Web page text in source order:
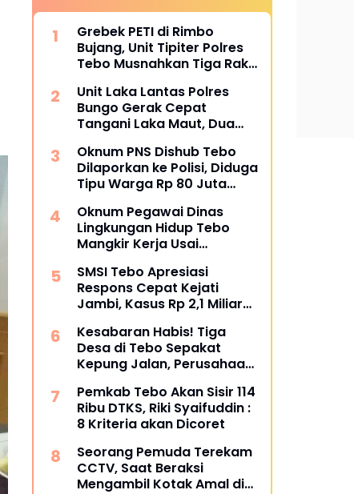
Grebek PETI di Rimbo
Bujang, Unit Tipiter Polres
Tebo Musnahkan Tiga Rakit
Dibakar
Unit Laka Lantas Polres
Bungo Gerak Cepat
Tangani Laka Maut, Dua
Oknum PNS Dishub Tebo
Dilaporkan ke Polisi, Diduga
Tipu Warga Rp 80 Juta
Oknum Pegawai Dinas
Lingkungan Hidup Tebo
Mangkir Kerja Usai
Bungkam
SMSI Tebo Apresiasi
Respons Cepat Kejati
Jambi, Kasus Rp 2,1 Miliar
Kesabaran Habis! Tiga
Desa di Tebo Sepakat
Kepung Jalan, Perusahaan
Jawab
Pemkab Tebo Akan Sisir 114
Ribu DTKS, Riki Syaifuddin :
8 Kriteria akan Dicoret
Seorang Pemuda Terekam
CCTV, Saat Beraksi
Mengambil Kotak Amal di